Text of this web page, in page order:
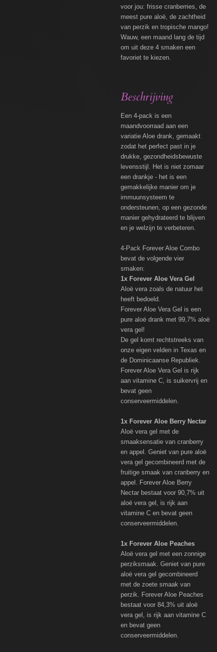
voor jou: frisse cranberries, de
meest pure aloë, de zachtheid
van perzik en tropische mango!
Wauw, een maand lang de tijd
om uit deze 4 smaken een
favoriet te kiezen.
Beschrijving
Een 4-pack is een
maandvoorraad aan een
variatie Aloe drank, gemaakt
zodat het perfect past in je
drukke, gezondheidsbewuste
levensstijl. Het is niet zomaar
een drankje - het is een
gemakkelijke manier om je
immuunsysteem te
ondersteunen, op een gezonde
manier gehydrateerd te blijven
en je welzijn te verbeteren.
4-Pack Forever Aloe Combo
bevat de volgende vier
smaken:
1x Forever Aloe Vera Gel
Aloë vera zoals de natuur het
heeft bedoeld.
Forever Aloe Vera Gel is een
pure aloë drank met 99,7% aloë
vera gel!
De gel komt rechtstreeks van
onze eigen velden in Texas en
de Dominicaanse Republiek.
Forever Aloe Vera Gel is rijk
aan vitamine C, is suikervrij en
bevat geen
conserveermiddelen.
1x Forever Aloe Berry Nectar
Aloë vera gel met de
smaaksensatie van cranberry
en appel. Geniet van pure aloë
vera gel gecombineerd met de
fruitige smaak van cranberry en
appel. Forever Aloe Berry
Nectar bestaat voor 90,7% uit
aloë vera gel, is rijk aan
vitamine C en bevat geen
conserveermiddelen.
1x Forever Aloe Peaches
Aloë vera gel met een zonnige
perziksmaak. Geniet van pure
aloë vera gel gecombineerd
met de zoete smaak van
perzik. Forever Aloe Peaches
bestaat voor 84,3% uit aloë
vera gel, is rijk aan vitamine C
en bevat geen
conserveermiddelen.